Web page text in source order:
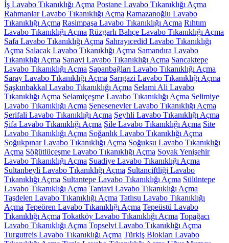
İş Lavabo Tıkanıklığı Açma Postane Lavabo Tıkanıklığı Açma
Rahmanlar Lavabo Tıkanıklığı Açma Ramazanoğlu Lavabo
Tıkanıklığı Açma Rasimpaşa Lavabo Tıkanıklığı Açma Rıhtım
Lavabo Tıkanıklığı Açma Rüzgarlı Bahçe Lavabo Tıkanıklığı Açma
Safa Lavabo Tıkanıklığı Açma Sahrayıcedid Lavabo Tıkanıklığı
Açma Salacak Lavabo Tıkanıklığı Açma Samandıra Lavabo
Tıkanıklığı Açma Sanayi Lavabo Tıkanıklığı Açma Sancaktepe
Lavabo Tıkanıklığı Açma Sapanbağları Lavabo Tıkanıklığı Açma
Saray Lavabo Tıkanıklığı Açma Sarıgazi Lavabo Tıkanıklığı Açma
Şaşkınbakkal Lavabo Tıkanıklığı Açma Selami Ali Lavabo
Tıkanıklığı Açma Selamiçeşme Lavabo Tıkanıklığı Açma Selimiye
Lavabo Tıkanıklığı Açma Şenesenevler Lavabo Tıkanıklığı Açma
Şerifali Lavabo Tıkanıklığı Açma Şeyhli Lavabo Tıkanıklığı Açma
Şifa Lavabo Tıkanıklığı Açma Şile Lavabo Tıkanıklığı Açma Site
Lavabo Tıkanıklığı Açma Soğanlık Lavabo Tıkanıklığı Açma
Soğukpınar Lavabo Tıkanıklığı Açma Soğuksu Lavabo Tıkanıklığı
Açma Söğütlüçeşme Lavabo Tıkanıklığı Açma Soyak Yenişehir
Lavabo Tıkanıklığı Açma Suadiye Lavabo Tıkanıklığı Açma
Sultanbeyli Lavabo Tıkanıklığı Açma Sultançiftliği Lavabo
Tıkanıklığı Açma Sultantepe Lavabo Tıkanıklığı Açma Sülüntepe
Lavabo Tıkanıklığı Açma Tantavi Lavabo Tıkanıklığı Açma
Taşdelen Lavabo Tıkanıklığı Açma Tatlısu Lavabo Tıkanıklığı
Açma Tepeören Lavabo Tıkanıklığı Açma Tepeüstü Lavabo
Tıkanıklığı Açma Tokatköy Lavabo Tıkanıklığı Açma Topağacı
Lavabo Tıkanıklığı Açma Topselvi Lavabo Tıkanıklığı Açma
Turgutreis Lavabo Tıkanıklığı Açma Türkiş Blokları Lavabo